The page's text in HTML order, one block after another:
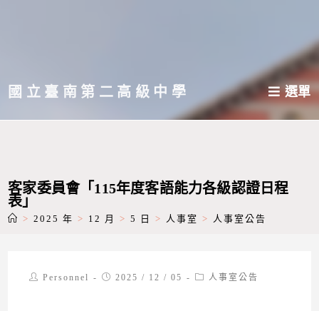
主國立臺南第二高級中學 選單
客家委員會「115年度客語能力各級認證日程
表」
> 2025 年 > 12 月 > 5 日 > 人事室 > 人事室公告
PostPersonnel
Post2025 / 12 / 05
Post人事室公告